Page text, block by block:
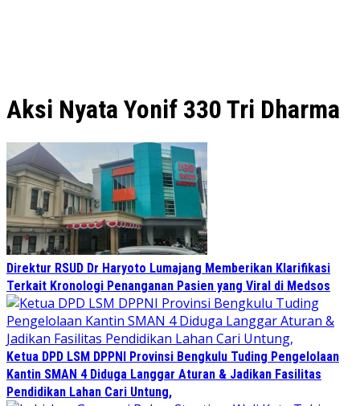
Aksi Nyata Yonif 330 Tri Dharma
Direktur RSUD Dr Haryoto Lumajang Memberikan Klarifikasi
Terkait Kronologi Penanganan Pasien yang Viral di Medsos
Ketua DPD LSM DPPNI Provinsi Bengkulu Tuding Pengelolaan
Kantin SMAN 4 Diduga Langgar Aturan & Jadikan Fasilitas
Pendidikan Lahan Cari Untung,